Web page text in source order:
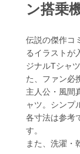
ン搭乗
伝説の傑作コ
るイラストが
ジナルTシャ
た、ファン必
主人公・風間
ャツ。シンプ
各寸法は参考
す。
また、洗濯・